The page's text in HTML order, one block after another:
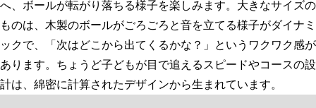
へ、ボールが転がり落ちる様子を楽しみます。大きなサイズの
ものは、木製のボールがごろごろと音を立てる様子がダイナミ
ックで、「次はどこから出てくるかな？」というワクワク感が
あります。ちょうど子どもが目で追えるスピードやコースの設
計は、綿密に計算されたデザインから生まれています。